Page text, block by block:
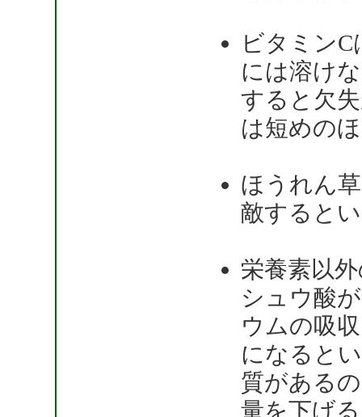
ビタミン
には溶け
すると欠
は短めの
ほうれん
敵すると
栄養素以
シュウ酸
ウムの吸
になると
質がある
量を下げ